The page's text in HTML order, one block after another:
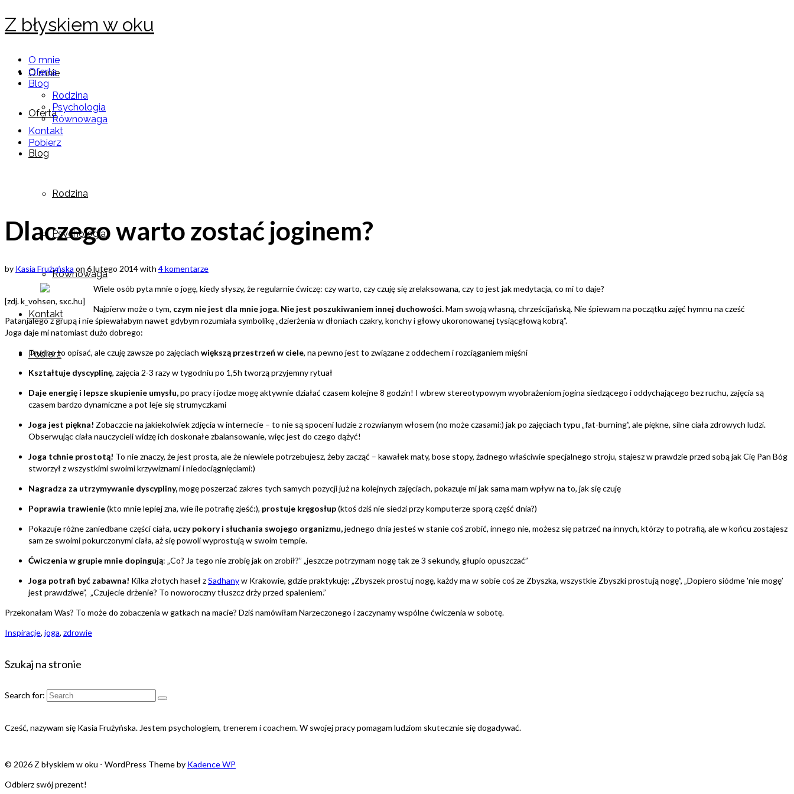
Z błyskiem w oku
O mnie
Oferta
Blog
Rodzina
Psychologia
Równowaga
Kontakt
Pobierz
O mnie
Oferta
Blog
Rodzina
Psychologia
Równowaga
Kontakt
Pobierz
Dlaczego warto zostać joginem?
by Kasia Frużyńska on 6 lutego 2014with 4 komentarze
[zdj. k_vohsen, sxc.hu]
Wiele osób pyta mnie o jogę, kiedy słyszy, że regularnie ćwiczę: czy warto, czy czuję się zrelaksowana, czy to jest jak medytacja, co mi to daje?
Najpierw może o tym, czym nie jest dla mnie joga. Nie jest poszukiwaniem innej duchowości.Mam swoją własną, chrześcijańską. Nie śpiewam na początku zajęć hymnu na cześć
Patanjalego z grupą i nie śpiewałabym nawet gdybym rozumiała symbolikę „dzierżenia w dłoniach czakry, konchy i głowy ukoronowanej tysiącgłową kobrą”.
Joga daje mi natomiast dużo dobrego:
Trudno to opisać, ale czuję zawsze po zajęciach większą przestrzeń w ciele, na pewno jest to związane z oddechem i rozciąganiem mięśni
Kształtuje dyscyplinę, zajęcia 2-3 razy w tygodniu po 1,5h tworzą przyjemny rytuał
Daje energię i lepsze skupienie umysłu,po pracy i jodze mogę aktywnie działać czasem kolejne 8 godzin! I wbrew stereotypowym wyobrażeniom jogina siedzącego i oddychającego bez ruchu, zajęcia są
czasem bardzo dynamiczne a pot leje się strumyczkami
Joga jest piękna! Zobaczcie na jakiekolwiek zdjęcia w internecie – to nie są spoceni ludzie z rozwianym włosem (no może czasami:) jak po zajęciach typu „fat-burning”, ale piękne, silne ciała zdrowych ludzi.
Obserwując ciała nauczycieli widzę ich doskonałe zbalansowanie, więc jest do czego dążyć!
Joga tchnie prostotą! To nie znaczy, że jest prosta, ale że niewiele potrzebujesz, żeby zacząć – kawałek maty, bose stopy, żadnego właściwie specjalnego stroju, stajesz w prawdzie przed sobą jak Cię Pan Bóg
stworzył z wszystkimi swoimi krzywiznami i niedociągnięciami:)
Nagradza za utrzymywanie dyscypliny,mogę poszerzać zakres tych samych pozycji już na kolejnych zajęciach, pokazuje mi jak sama mam wpływ na to, jak się czuję
Poprawia trawienie(kto mnie lepiej zna, wie ile potrafię zjeść:), prostuje kręgosłup(ktoś dziś nie siedzi przy komputerze sporą część dnia?)
Pokazuje różne zaniedbane części ciała, uczy pokory i słuchania swojego organizmu,jednego dnia jesteś w stanie coś zrobić, innego nie, możesz się patrzeć na innych, którzy to potrafią, ale w końcu zostajesz
sam ze swoimi pokurczonymi ciała, aż się powoli wyprostują w swoim tempie.
Ćwiczenia w grupie mnie dopingują: „Co? Ja tego nie zrobię jak on zrobił?” „jeszcze potrzymam nogę tak ze 3 sekundy, głupio opuszczać”
Joga potrafi być zabawna! Kilka złotych haseł zSadhanyw Krakowie, gdzie praktykuję: „Zbyszek prostuj nogę, każdy ma w sobie coś ze Zbyszka, wszystkie Zbyszki prostują nogę”, „Dopiero siódme 'nie mogę’
jest prawdziwe”, „Czujecie drżenie? To noworoczny tłuszcz drży przed spaleniem.”
Przekonałam Was? To może do zobaczenia w gatkach na macie? Dziś namówiłam Narzeczonego i zaczynamy wspólne ćwiczenia w sobotę.
Inspiracje, joga, zdrowie
Szukaj na stronie
Search for:
Cześć, nazywam się Kasia Frużyńska. Jestem psychologiem, trenerem i coachem. W swojej pracy pomagam ludziom skutecznie się dogadywać.
© 2026 Z błyskiem w oku - WordPress Theme by Kadence WP
Odbierz swój prezent!